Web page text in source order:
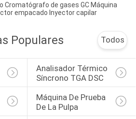
Cromatógrafo de gases GC Máquina
empacado Inyector capilar
Populares Todos
Analisador Térmico
Síncrono TGA DSC
Máquina De Prueba
De La Pulpa